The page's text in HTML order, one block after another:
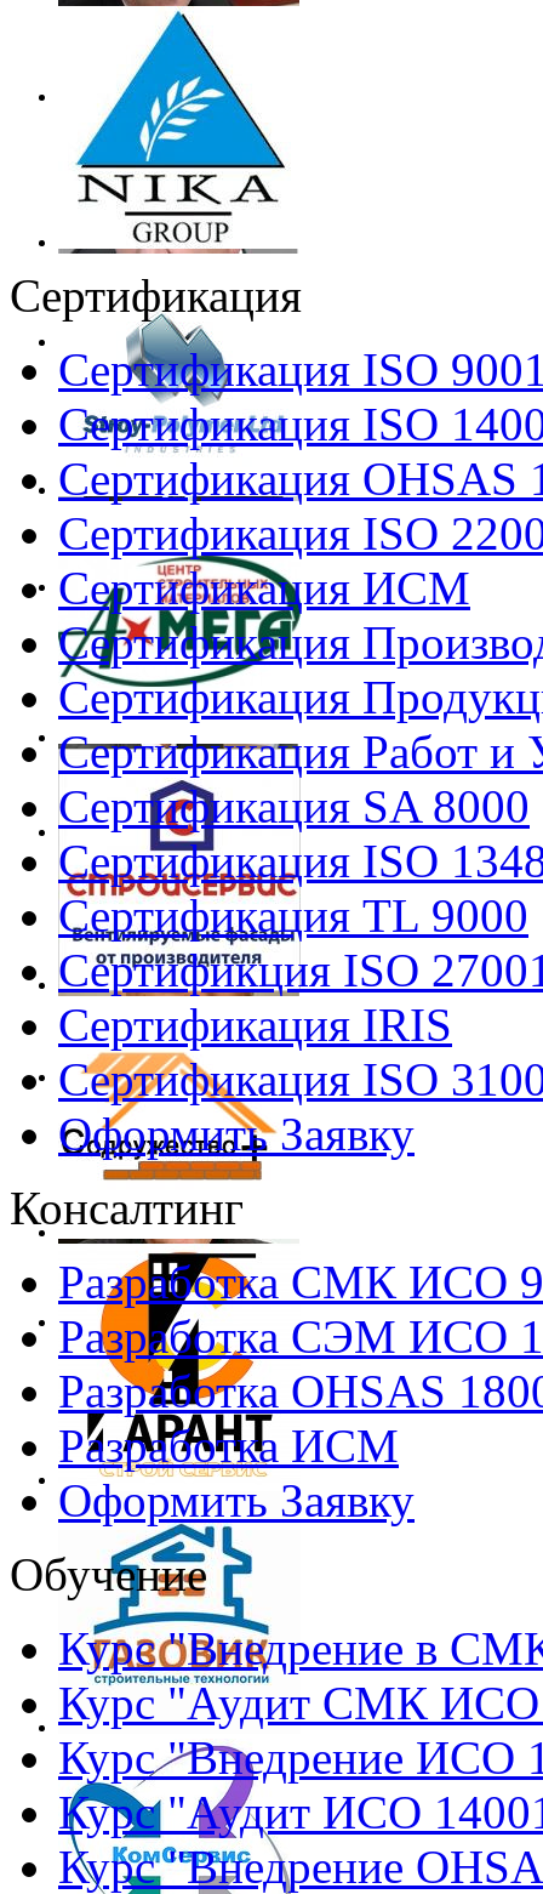
Сертификация
Сертификация ISO
Сертификация ISO
Сертификация OHSAS
Сертификация ISO
Сертификация ИСМ
Сертификация
Сертификация
Сертификация Работ и
Сертификация SA 8000
Сертификация ISO
Сертификация TL 9000
Сертификция ISO
Сертификация IRIS
Сертификация ISO
Оформить Заявку
Консалтинг
Разработка СМК ИСО
Разработка СЭМ ИСО
Разработка OHSAS
Разработка ИСМ
Оформить Заявку
Обучение
Курс "Внедрение в
Курс "Аудит СМК ИСО
Курс "Внедрение ИСО
Курс "Аудит ИСО
Курс "Внедрение